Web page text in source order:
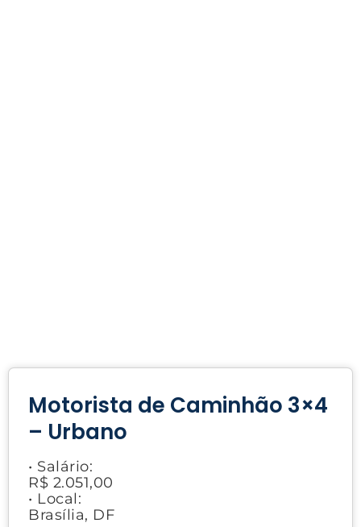
Motorista de Caminhão 3×4
– Urbano
• Salário:
R$ 2.051,00
• Local:
Brasília, DF